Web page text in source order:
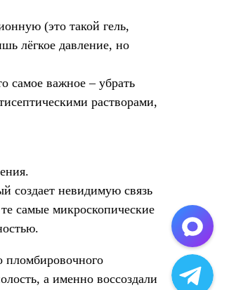
(это такой гель,
лёгкое давление, но
самое важное – убрать
растворами,
создает невидимую связь
самые микроскопические
а именно воссоздали